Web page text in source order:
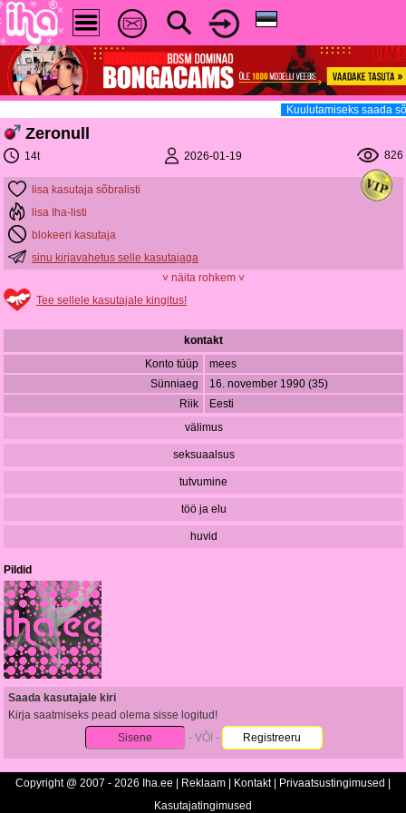
Kuulutamiseks saada
Zeronull
14t 2026-01-19 826
lisa kasutaja sõbralisti
lisa Iha-listi
blokeeri kasutaja
sinu kirjavahetus selle kasutajaga
˅ näita rohkem ˅
Tee sellele kasutajale kingitus!
kontakt
Konto tüüp
mees
Sünniaeg
16. november 1990 (35)
Riik
Eesti
välimus
seksuaalsus
tutvumine
töö ja elu
huvid
Pildid
Saada kasutajale kiri
Kirja saatmiseks pead olema sisse logitud!
Sisene
- VÕI - Registreeru
Copyright @ 2007 - 2026 Iha.ee | Reklaam Kontakt| Privaatsustingimused
Kasutajatingimused